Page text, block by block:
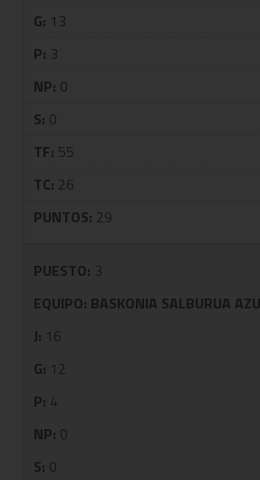
G: 13
P: 3
NP: 0
S: 0
TF: 55
TC: 26
PUNTOS: 29
PUESTO: 3
EQUIPO: BASKONIA SALBURUA
J: 16
G: 12
P: 4
NP: 0
S: 0